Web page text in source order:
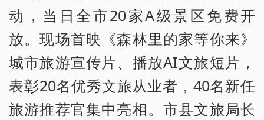
动，当日全市20家A级景区免费开
放。现场首映《森林里的家等你来》
城市旅游宣传片、播放AI文旅短片，
表彰20名优秀文旅从业者，40名新任
旅游推荐官集中亮相。市县文旅局长